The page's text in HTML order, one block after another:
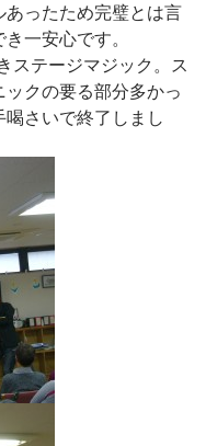
ったため完璧とは言
一安心です。
ステージマジック。ス
クの要る部分多かっ
さいで終了しまし